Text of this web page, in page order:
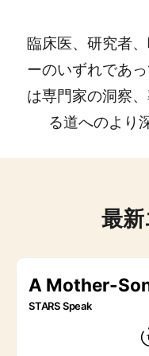
臨床医、研究者
ーのいずれであ
は専門家の洞察
る道へのより
最